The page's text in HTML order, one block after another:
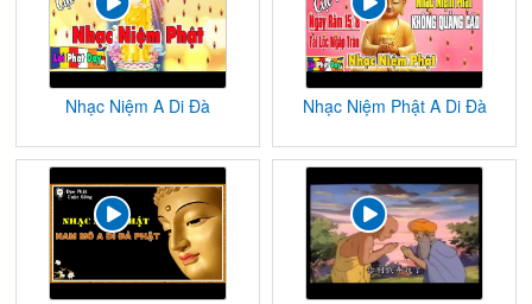
Nhạc Niệm A Di Đà Nhạc Niệm Phật A Di Đà